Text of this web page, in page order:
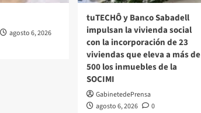
agosto 6, 2026
tuTECHÔ y Banco Sabadell
impulsan la vivienda social
con la incorporación de 23
viviendas que eleva a más de
500 los inmuebles de la
SOCIMI
GabinetedePrensa
agosto 6, 2026
0